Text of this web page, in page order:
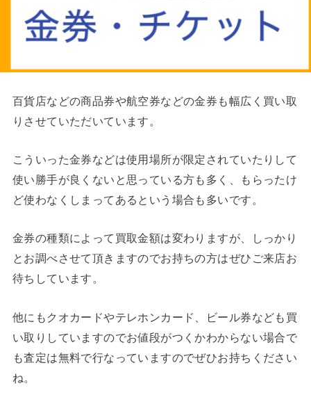
百貨店などの商品券や航空券などの金券も幅広く買い取
りさせていただいています。
こういった金券などは使用場所が限定されていたりして
使い勝手が良くないと思っている方も多く、もらったけ
ど使わなくしまってあるという場合も多いです。
金券の種類によって買取金額は変わりますが、しっかり
とお調べさせて頂きますのでお持ちの方はぜひご来店お
待ちしています。
他にもクオカードやテレホンカード、ビール券なども買
い取りしていますのでお値段がつくかわからない場合で
も査定は無料で行なっていますのでぜひお持ちください
ね。